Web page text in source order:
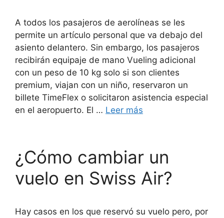
A todos los pasajeros de aerolíneas se les
permite un artículo personal que va debajo del
asiento delantero. Sin embargo, los pasajeros
recibirán equipaje de mano Vueling adicional
con un peso de 10 kg solo si son clientes
premium, viajan con un niño, reservaron un
billete TimeFlex o solicitaron asistencia especial
en el aeropuerto. El … Leer más
¿Cómo cambiar un
vuelo en Swiss Air?
Hay casos en los que reservó su vuelo pero, por